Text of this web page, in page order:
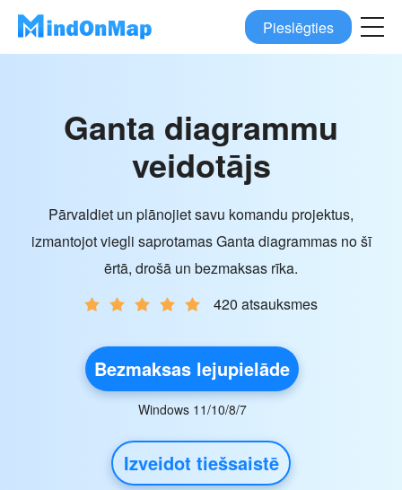
Pieslēgties
Ganta diagrammu
veidotājs
Pārvaldiet un plānojiet savu komandu projektus,
izmantojot viegli saprotamas Ganta diagrammas no šī
ērtā, drošā un bezmaksas rīka.
420 atsauksmes
Bezmaksas lejupielāde
Windows 11/10/8/7
Izveidot tiešsaistē